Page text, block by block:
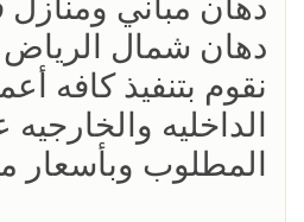
دهان مباني
دهان شمال الرياض
نقوم بتنفيذ كافه
الداخليه
المطلوب وبأسعار